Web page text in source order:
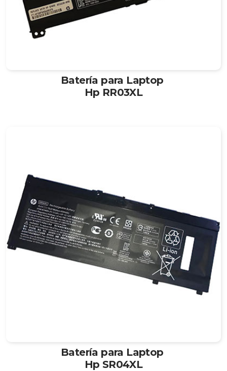
Batería para Laptop
Hp RR03XL
Batería para Laptop
Hp SR04XL